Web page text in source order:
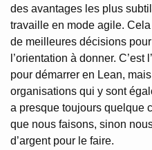
des avantages les plus
travaille en mode agile.
de meilleures décisions
l’orientation à donner.
pour démarrer en Lean,
organisations qui y sont
a presque toujours quelque
que nous faisons, sinon
d’argent pour le faire.